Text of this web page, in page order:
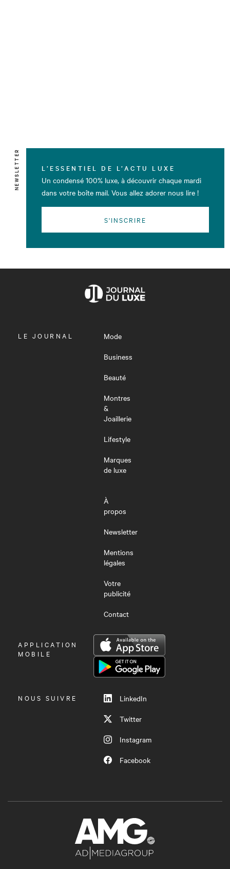
NEWSLETTER L’ESSENTIEL DE L’ACTU LUXE
Un condensé 100% luxe, à découvrir chaque mardi
dans votre boîte mail. Vous allez adorer nous lire !
S'INSCRIRE
OUVRIR
LE JOURNAL
Mode
Business
Beauté
Montres
&
Joaillerie
Lifestyle
Marques
de luxe
À
propos
Newsletter
Mentions
légales
Votre
publicité
Contact
OUVRIR
LE
APPLICATION
MOBILE
NOUS SUIVRE
LinkedIn
Twitter
Instagram
Facebook